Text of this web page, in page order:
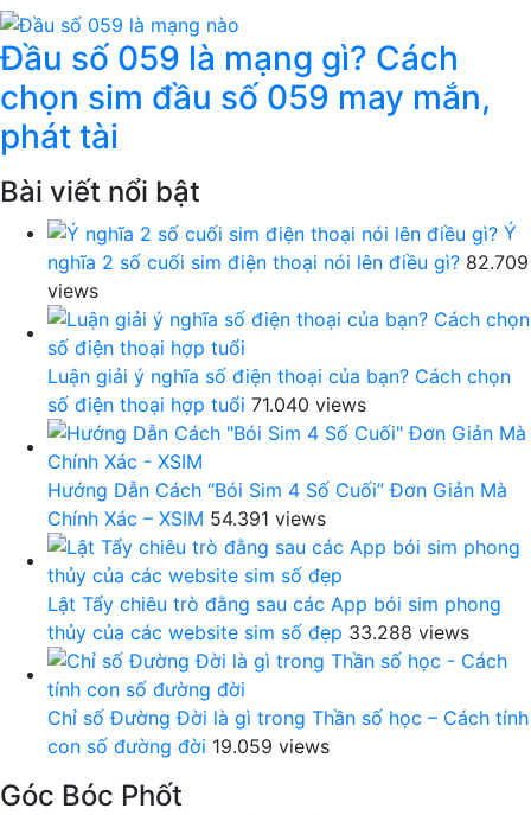
Đầu số 059 là mạng gì? Cách
chọn sim đầu số 059 may mắn,
phát tài
Bài viết nổi bật
Ý
nghĩa 2 số cuối sim điện thoại nói lên điều gì? 82.709
views
Luận giải ý nghĩa số điện thoại của bạn? Cách chọn
số điện thoại hợp tuổi 71.040 views
Hướng Dẫn Cách “Bói Sim 4 Số Cuối” Đơn Giản Mà
Chính Xác – XSIM 54.391 views
Lật Tẩy chiêu trò đằng sau các App bói sim phong
thủy của các website sim số đẹp 33.288 views
Chỉ số Đường Đời là gì trong Thần số học – Cách tính
con số đường đời 19.059 views
Góc Bóc Phốt